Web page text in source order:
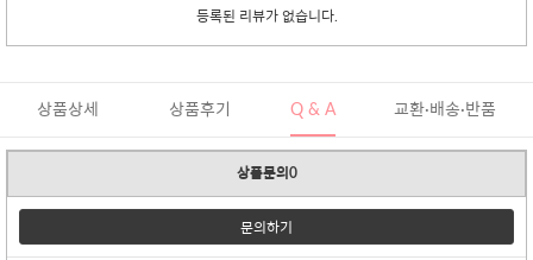
등록된 리뷰가 없습니다.
상품상세 상품후기 Q & A 교환·배송·반품
상품문의0
문의하기